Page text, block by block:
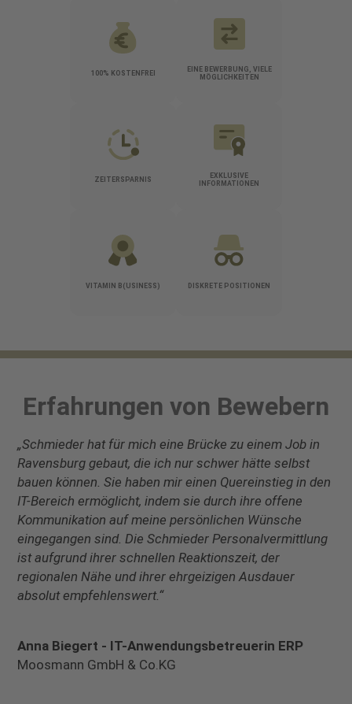
100% KOSTENFREI
EINE BEWERBUNG, VIELE
MÖGLICHKEITEN
ZEITERSPARNIS
EXKLUSIVE
INFORMATIONEN
VITAMIN B(USINESS) DISKRETE POSITIONEN
Erfahrungen von Bewebern
„Schmieder hat für mich eine Brücke zu einem Job in
Ravensburg gebaut, die ich nur schwer hätte selbst
bauen können. Sie haben mir einen Quereinstieg in den
IT-Bereich ermöglicht, indem sie durch ihre offene
Kommunikation auf meine persönlichen Wünsche
eingegangen sind. Die Schmieder Personalvermittlung
ist aufgrund ihrer schnellen Reaktionszeit, der
regionalen Nähe und ihrer ehrgeizigen Ausdauer
absolut empfehlenswert.“
Anna Biegert - IT-Anwendungsbetreuerin ERP
Moosmann GmbH & Co.KG